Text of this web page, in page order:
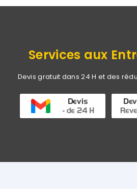
Services aux
Devis gratuit dans 24 H et des